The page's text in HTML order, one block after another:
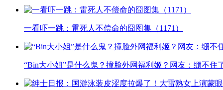
一看吓一跳：雷死人不偿命的囧图集（1171）
“Bin大小姐”是什么鬼？撞脸外网福利姬？网友：绷不住